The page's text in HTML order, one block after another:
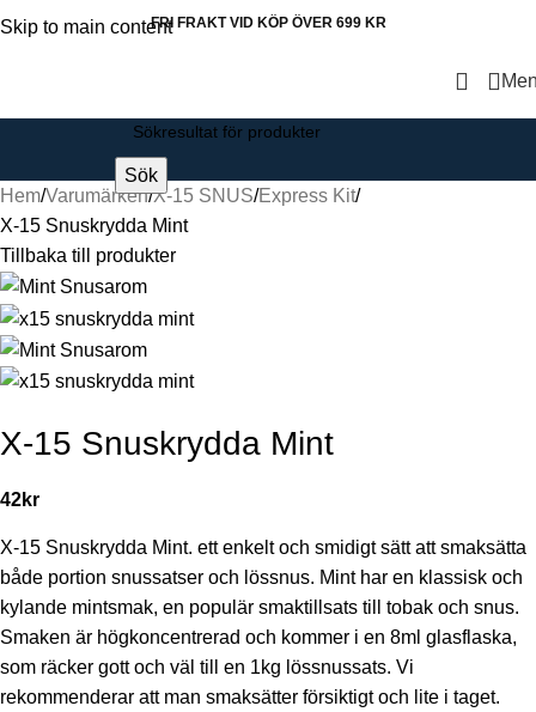
Skip to main contentFRI FRAKT VID KÖP ÖVER 699 KR
Sök
Hem Varumärken X-15 SNUS Express Kit
X-15 Snuskrydda Mint
Tillbaka till produkter
X-15 Snuskrydda Mint
42kr
X-15 Snuskrydda Mint. ett enkelt och smidigt sätt att smaksätta
både portion snussatser och lössnus. Mint har en klassisk och
kylande mintsmak, en populär smaktillsats till tobak och snus.
Smaken är högkoncentrerad och kommer i en 8ml glasflaska,
som räcker gott och väl till en 1kg lössnussats. Vi
rekommenderar att man smaksätter försiktigt och lite i taget.